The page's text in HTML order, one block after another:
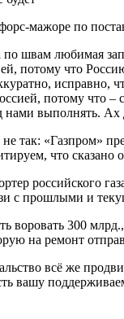
мажоре по
по швам любимая
потому что
исправно,
потому
нами выполнять.
так: «Газпром»
что сказано
российского
с прошлыми и
воровать 300
на ремонт
всё же
вашу